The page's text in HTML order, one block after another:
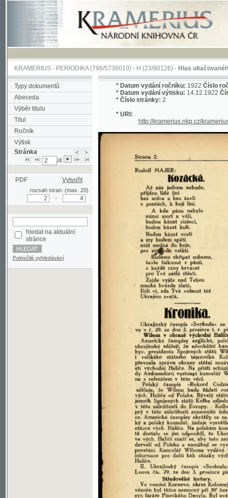
KRAMERIUS-PERIODIKA(796/5736010) -H(23/90126) -Hlas ultačovaného
Typy dokumentů
Abeceda
Výběr titulu
Titul
Ročník
Výtisk
Stránka
PDF Vytvořit
rozsah stran: (max. 20)
stránce
Pokročilé vyhledávání
Datum vydání výtisku:14.12.1922Číslo
Číslo stránky:2
http://kramerius.nkp.cz/kramerius/